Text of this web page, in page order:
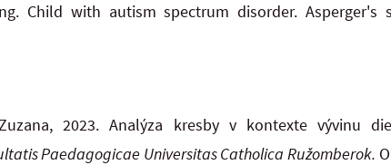
Child with autism spectrum disorder. Asperger's
Zuzana, 2023. Analýza kresby v kontexte vývinu
Paedagogicae Universitas Catholica Ružomberok.